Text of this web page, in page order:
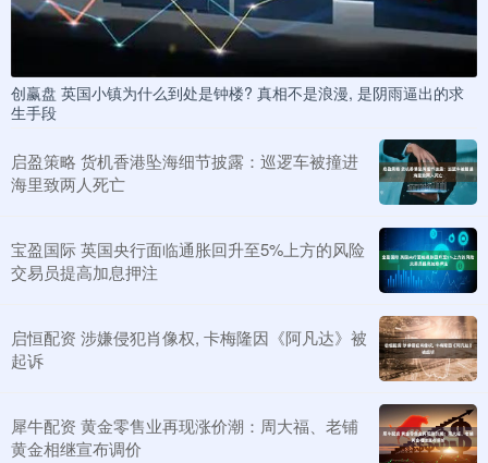
创赢盘 英国小镇为什么到处是钟楼? 真相不是浪漫, 是阴雨逼出的求
生手段
启盈策略 货机香港坠海细节披露：巡逻车被撞进
海里致两人死亡
宝盈国际 英国央行面临通胀回升至5%上方的风险
交易员提高加息押注
启恒配资 涉嫌侵犯肖像权, 卡梅隆因《阿凡达》被
起诉
犀牛配资 黄金零售业再现涨价潮：周大福、老铺
黄金相继宣布调价